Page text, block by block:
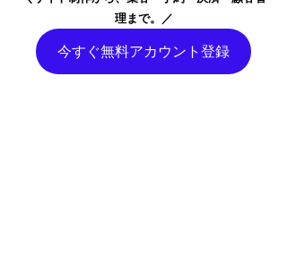
理まで。
／
今すぐ無料アカウント登録